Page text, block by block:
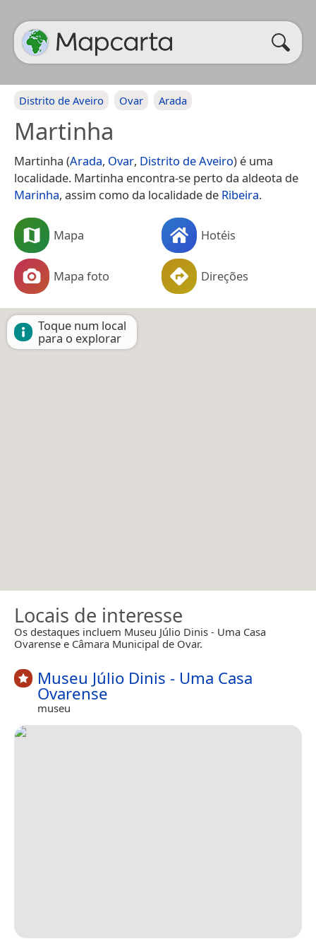
Distrito de Aveiro Ovar Arada
Martinha
Martinha (Arada, Ovar, Distrito de Aveiro) é uma
localidade. Martinha encontra-se perto da aldeota de
Marinha, assim como da localidade de Ribeira.
Mapa Hotéis
Mapa foto Direções
Toque num local
para o explorar
Locais de interesse
Os destaques incluem Museu Júlio Dinis - Uma Casa
Ovarense e Câmara Municipal de Ovar.
Museu Júlio Dinis - Uma Casa
Ovarense
museu